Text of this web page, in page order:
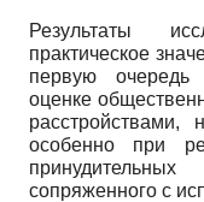
Результаты
практическое
первую очередь
оценке
особенно при
сопряженного с